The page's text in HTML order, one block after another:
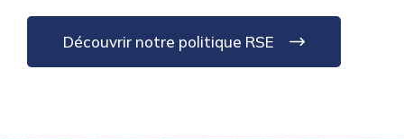
Découvrir notre politique RSE